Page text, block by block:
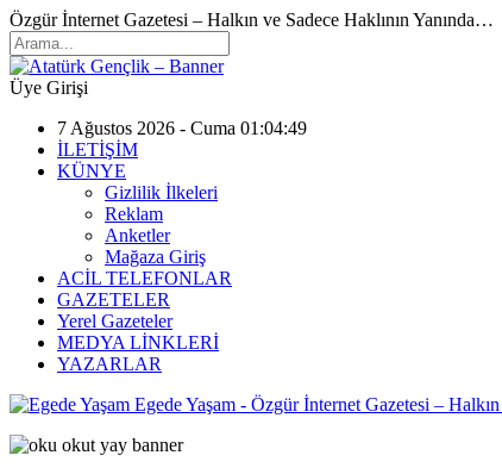
Özgür İnternet Gazetesi – Halkın ve Sadece Haklının Yanında…
Üye Girişi
7 Ağustos 2026 - Cuma 01:04:49
İLETİŞİM
KÜNYE
Gizlilik İlkeleri
Reklam
Anketler
Mağaza Giriş
ACİL TELEFONLAR
GAZETELER
Yerel Gazeteler
MEDYA LİNKLERİ
YAZARLAR
Egede Yaşam - Özgür İnternet Gazetesi –